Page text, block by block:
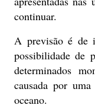
continuar.
A previsão é de
possibilidade de
determinados
causada por
oceano.